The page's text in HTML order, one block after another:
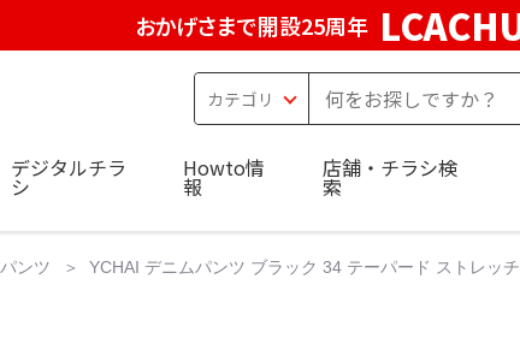
おかげさまで開設25周年
デジタルチラ
シ
Howto情
報
店舗・チラシ検
索
パンツ YCHAI デニムパンツ ブラック 34 テーパード ストレッ